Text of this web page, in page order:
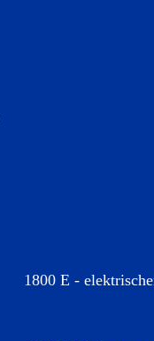
1800 E -